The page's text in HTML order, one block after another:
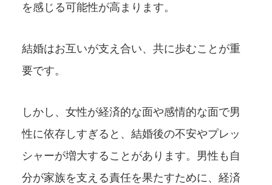
を感じる可能性が高まります。
結婚はお互いが支え合い、共に歩むことが重
要です。
しかし、女性が経済的な面や感情的な面で男
性に依存しすぎると、結婚後の不安やプレッ
シャーが増大することがあります。男性も自
分が家族を支える責任を果たすために、経済